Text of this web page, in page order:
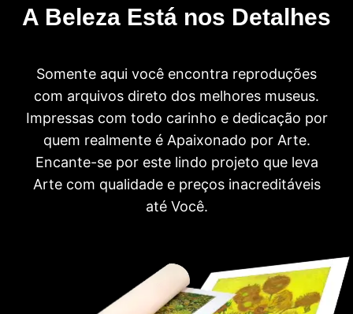
A Beleza Está nos Detalhes
Somente aqui você encontra reproduções
com arquivos direto dos melhores museus.
Impressas com todo carinho e dedicação por
quem realmente é Apaixonado por Arte.
Encante-se por este lindo projeto que leva
Arte com qualidade e preços inacreditáveis
até Você.